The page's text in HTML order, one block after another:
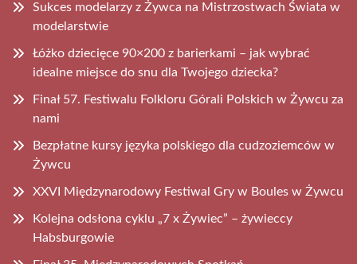
Sukces modelarzy z Żywca na Mistrzostwach Świata w
modelarstwie
Łóżko dziecięce 90×200 z barierkami – jak wybrać
idealne miejsce do snu dla Twojego dziecka?
Finał 57. Festiwalu Folkloru Górali Polskich w Żywcu za
nami
Bezpłatne kursy języka polskiego dla cudzoziemców w
Żywcu
XXVI Międzynarodowy Festiwal Gry w Boules w Żywcu
Kolejna odsłona cyklu „7 x Żywiec” – żywieccy
Habsburgowie